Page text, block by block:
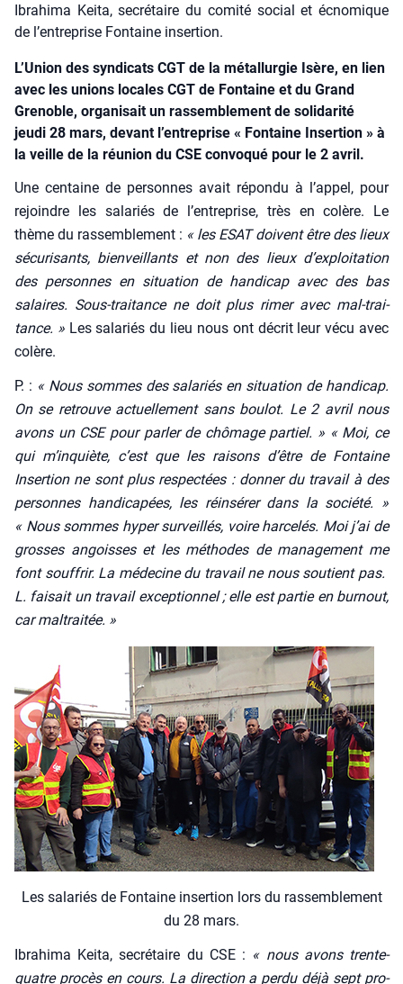
Ibrahima Keita, secrétaire du comité social et écnomique
de l’entreprise Fontaine insertion.
L’Union des syndicats CGT de la métallurgie Isère, en lien
avec les unions locales CGT de Fontaine et du Grand
Grenoble, organisait un rassemblement de solidarité
jeudi 28 mars, devant l’entreprise « Fontaine Insertion » à
la veille de la réunion du CSE convoqué pour le 2 avril.
Une cen­taine de per­sonnes avait répon­du à l’appel, pour
rejoindre les sala­riés de l’entreprise, très en colère. Le
thème du ras­sem­ble­ment : « les ESAT doivent être des lieux
sécu­ri­sants, bien­veillants et non des lieux d’exploitation
des per­sonnes en situa­tion de han­di­cap avec des bas
salaires. Sous-trai­tance ne doit plus rimer avec mal-trai­
tance. »Les sala­riés du lieu nous ont décrit leur vécu avec
colère.
P. : « Nous sommes des sala­riés en situa­tion de han­di­cap.
On se retrouve actuel­le­ment sans bou­lot. Le 2 avril nous
avons un CSE pour par­ler de chô­mage par­tiel. » « Moi, ce
qui m’inquiète, c’est que les rai­sons d’être de Fon­taine
Inser­tion ne sont plus res­pec­tées : don­ner du tra­vail à des
per­sonnes han­di­ca­pées, les réin­sé­rer dans la socié­té. »
« Nous sommes hyper sur­veillés, voire har­ce­lés. Moi j’ai de
grosses angoisses et les méthodes de mana­ge­ment me
font souf­frir. La méde­cine du tra­vail ne nous sou­tient pas.
L. fai­sait un tra­vail excep­tion­nel ; elle est par­tie en bur­nout,
car mal­trai­tée. »
Les sala­riés de Fon­taine inser­tion lors du ras­sem­ble­ment
du 28 mars.
Ibra­hi­ma Kei­ta, secré­taire du CSE : « nous avons trente-
quatre pro­cès en cours. La direc­tion a per­du déjà sept pro­